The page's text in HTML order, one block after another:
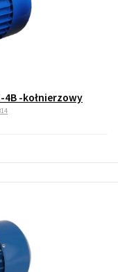
4B -kołnierzowy